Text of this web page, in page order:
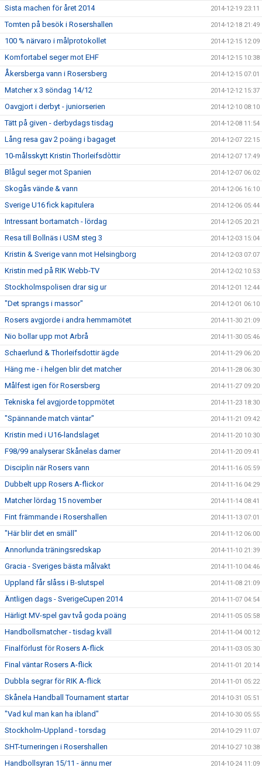
Sista machen för året 2014 2014-12-19 23:11
Tomten på besök i Rosershallen 2014-12-18 21:49
100 % närvaro i målprotokollet 2014-12-15 12:09
Komfortabel seger mot EHF 2014-12-15 10:38
Åkersberga vann i Rosersberg 2014-12-15 07:01
Matcher x 3 söndag 14/12 2014-12-12 15:37
Oavgjort i derbyt - juniorserien 2014-12-10 08:10
Tätt på given - derbydags tisdag 2014-12-08 11:54
Lång resa gav 2 poäng i bagaget 2014-12-07 22:15
10-målsskytt Kristin Thorleifsdòttir 2014-12-07 17:49
Blågul seger mot Spanien 2014-12-07 06:02
Skogås vände & vann 2014-12-06 16:10
Sverige U16 fick kapitulera 2014-12-06 05:44
Intressant bortamatch - lördag 2014-12-05 20:21
Resa till Bollnäs i USM steg 3 2014-12-03 15:04
Kristin & Sverige vann mot Helsingborg 2014-12-03 07:07
Kristin med på RIK Webb-TV 2014-12-02 10:53
Stockholmspolisen drar sig ur 2014-12-01 12:44
"Det sprangs i massor" 2014-12-01 06:10
Rosers avgjorde i andra hemmamötet 2014-11-30 21:09
Nio bollar upp mot Arbrå 2014-11-30 05:46
Schaerlund & Thorleifsdottir ägde 2014-11-29 06:20
Häng me - i helgen blir det matcher 2014-11-28 06:30
Målfest igen för Rosersberg 2014-11-27 09:20
Tekniska fel avgjorde toppmötet 2014-11-23 18:30
"Spännande match väntar" 2014-11-21 09:42
Kristin med i U16-landslaget 2014-11-20 10:30
F98/99 analyserar Skånelas damer 2014-11-20 09:41
Disciplin när Rosers vann 2014-11-16 05:59
Dubbelt upp Rosers A-flickor 2014-11-16 04:29
Matcher lördag 15 november 2014-11-14 08:41
Fint främmande i Rosershallen 2014-11-13 07:01
"Här blir det en smäll" 2014-11-12 06:00
Annorlunda träningsredskap 2014-11-10 21:39
Gracia - Sveriges bästa målvakt 2014-11-10 04:46
Uppland får slåss i B-slutspel 2014-11-08 21:09
Äntligen dags - SverigeCupen 2014 2014-11-07 04:54
Härligt MV-spel gav två goda poäng 2014-11-05 05:58
Handbollsmatcher - tisdag kväll 2014-11-04 00:12
Finalförlust för Rosers A-flick 2014-11-03 05:30
Final väntar Rosers A-flick 2014-11-01 20:14
Dubbla segrar för RIK A-flick 2014-11-01 05:22
Skånela Handball Tournament startar 2014-10-31 05:51
"Vad kul man kan ha ibland" 2014-10-30 05:55
Stockholm-Uppland - torsdag 2014-10-29 11:07
SHT-turneringen i Rosershallen 2014-10-27 10:38
Handbollsyran 15/11 - ännu mer 2014-10-24 11:09